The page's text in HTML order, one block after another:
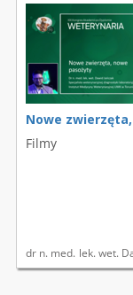
Nowe
Filmy
dr n. med. lek. wet.